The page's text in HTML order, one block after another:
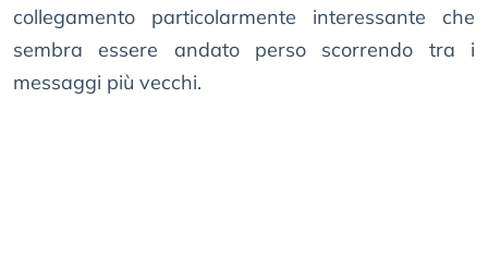
collegamento particolarmente interessante che
sembra essere andato perso scorrendo tra i
messaggi più vecchi.